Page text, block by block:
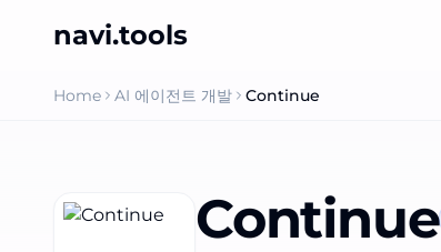
navi.tools
Home AI 에이전트 개발 Continue
Continue